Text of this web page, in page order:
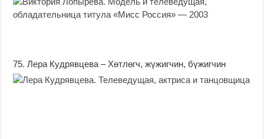
75. Лера Кудрявцева – Хөтлөгч, жүжигчин, бүжигчин